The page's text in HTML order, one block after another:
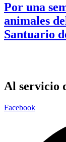
Por una
animales
Santuario
Al servicio
Facebook